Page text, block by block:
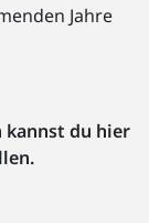
Jahre
kannst du hier